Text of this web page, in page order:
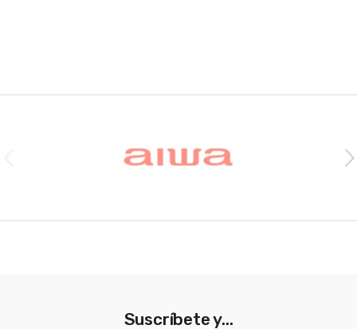
Suscríbete y...